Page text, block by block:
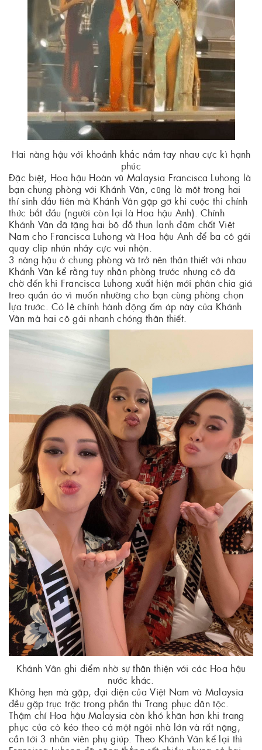
Hai nàng hậu với khoảnh khắc nắm tay nhau cực kì hạnh
phúc
Đặc biệt, Hoa hậu Hoàn vũ Malaysia Francisca Luhong là
bạn chung phòng với Khánh Vân, cũng là một trong hai
thí sinh đầu tiên mà Khánh Vân gặp gỡ khi cuộc thi chính
thức bắt đầu (người còn lại là Hoa hậu Anh). Chính
Khánh Vân đã tặng hai bộ đồ thun lạnh đậm chất Việt
Nam cho Francisca Luhong và Hoa hậu Anh để ba cô gái
quay clip nhún nhảy cực vui nhộn.
3 nàng hậu ở chung phòng và trở nên thân thiết với nhau
Khánh Vân kể rằng tuy nhận phòng trước nhưng cô đã
chờ đến khi Francisca Luhong xuất hiện mới phân chia giá
treo quần áo vì muốn nhường cho bạn cùng phòng chọn
lựa trước. Có lẽ chính hành động ấm áp này của Khánh
Vân mà hai cô gái nhanh chóng thân thiết.
Khánh Vân ghi điểm nhờ sự thân thiện với các Hoa hậu
nước khác.
Không hẹn mà gặp, đại diện của Việt Nam và Malaysia
đều gặp trục trặc trong phần thi Trang phục dân tộc.
Thậm chí Hoa hậu Malaysia còn khó khăn hơn khi trang
phục của cô kéo theo cả một ngôi nhà lớn và rất nặng,
cần tới 3 nhân viên phụ giúp. Theo Khánh Vân kể lại thì